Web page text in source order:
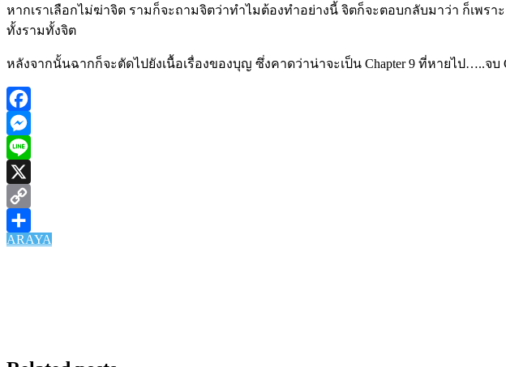
หากเราเลือกไม่ฆ่าจิต รามก็จะถามจิตว่าทำไมต้องทำอย่างนี้ จิตก็จะตอบกลับมาว่า ก็เพ
ทั้งรามทั้งจิต
หลังจากนั้นฉากก็จะตัดไปยังเนื้อเรื่องของบุญ ซึ่งคาดว่าน่าจะเป็น Chapter 9 ที่หายไป…..จบ
Facebook
Messenger
Line
X
Copy
Link
Share
ARAYA